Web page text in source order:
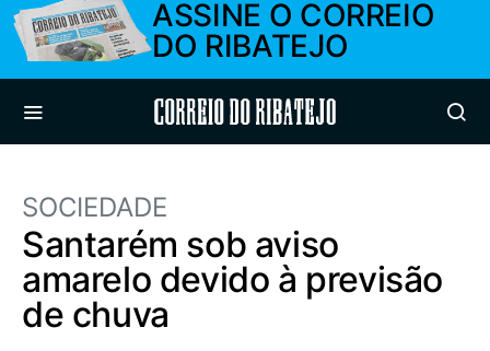
ASSINE O CORREIO
DO RIBATEJO
Correio do Ribatejo
SOCIEDADE
Santarém sob aviso
amarelo devido à previsão
de chuva